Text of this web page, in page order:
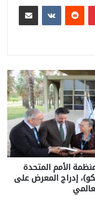
بينتيريست مشاركة عبر البريد
الأمم المتحدة
إدراج المعرض على